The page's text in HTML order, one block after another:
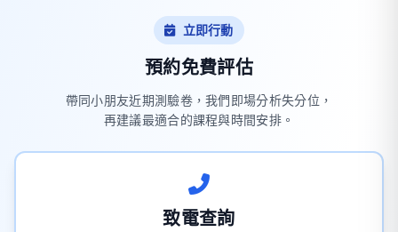
立即行動
預約免費評估
帶同小朋友近期測驗卷，我們即場分析失分位，
再建議最適合的課程與時間安排。
致電查詢